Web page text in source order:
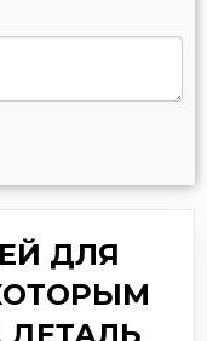
ДЛЯ
ДЕТАЛЬ